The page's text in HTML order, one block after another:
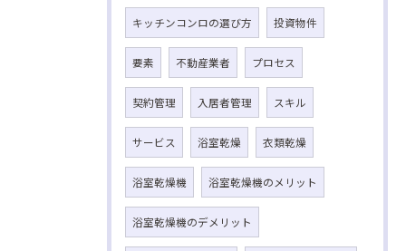
キッチンコンロの選び方 投資物件
要素 不動産業者 プロセス
契約管理 入居者管理 スキル
サービス 浴室乾燥 衣類乾燥
浴室乾燥機 浴室乾燥機のメリット
浴室乾燥機のデメリット